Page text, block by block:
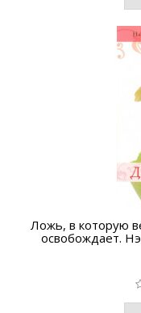
Ложь, в которую
освобождает.